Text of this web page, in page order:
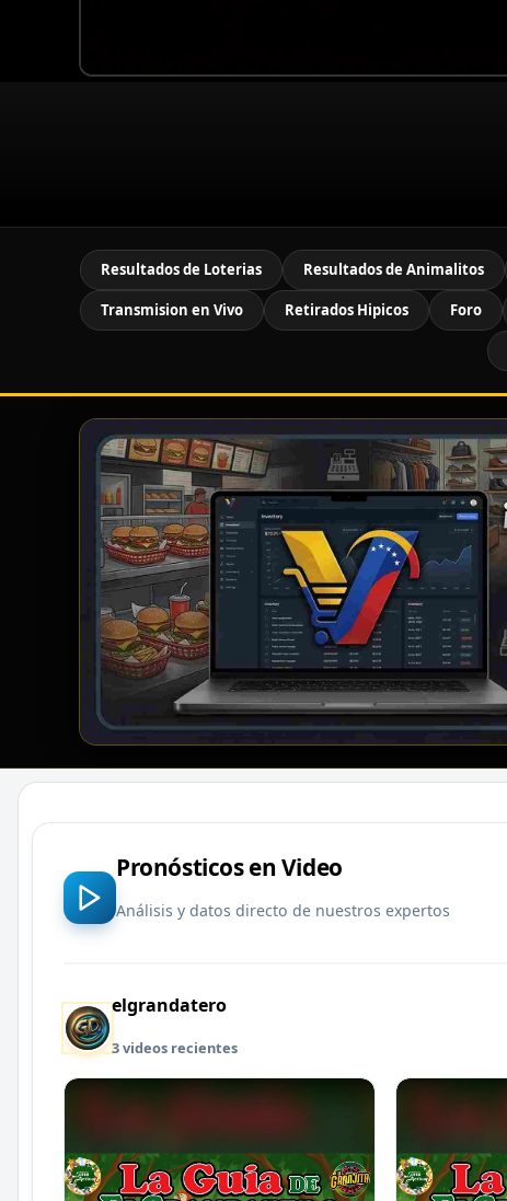
Resultados de Loterias Resultados de Animalitos
Transmision en Vivo Retirados Hipicos Foro
Pronósticos en Video
Análisis y datos directo de nuestros expertos
elgrandatero
3 videos recientes